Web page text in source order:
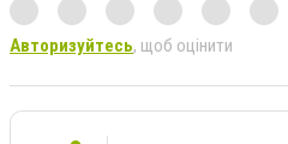
Авторизуйтесь, щоб оцінити